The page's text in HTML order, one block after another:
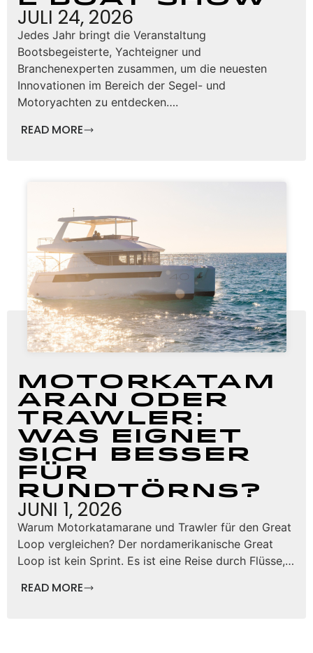
JULI 24, 2026
Jedes Jahr bringt die Veranstaltung
Bootsbegeisterte, Yachteigner und
Branchenexperten zusammen, um die neuesten
Innovationen im Bereich der Segel- und
Motoryachten zu entdecken….
READ MORE
Motorkatam
aran oder
Trawler:
Was eignet
sich besser
für
Rundtörns?
JUNI 1, 2026
Warum Motorkatamarane und Trawler für den Great
Loop vergleichen? Der nordamerikanische Great
Loop ist kein Sprint. Es ist eine Reise durch Flüsse,…
READ MORE